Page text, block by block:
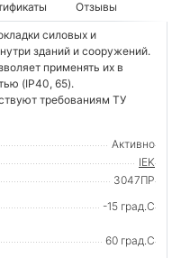
Отзывы
силовых и
зданий и сооружений.
применять их в
(IP40, 65).
требованиям ТУ
Активно
IEK
3047ПР
-15 град.C
60 град.C